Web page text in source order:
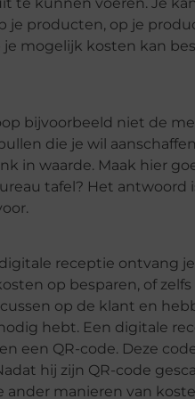
je producten, op je
mogelijk kosten kan
bijvoorbeeld niet de
die je wil
in waarde. Maak hier
tafel? Het antwoord
receptie ontvang
op besparen, of
op de klant en
hebt. Een digitale
een QR-code. Deze
hij zijn QR-code
ander manieren van